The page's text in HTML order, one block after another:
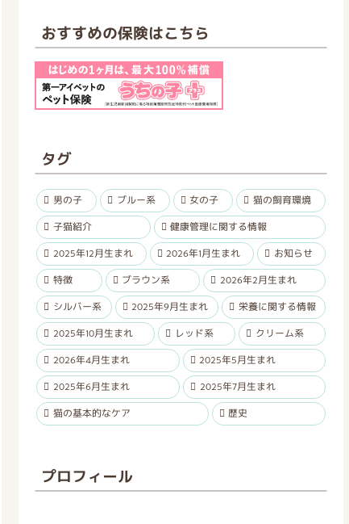
おすすめの保険はこちら
タグ
男の子 ブルー系 女の子 猫の飼育環境
子猫紹介 健康管理に関する情報
2025年12月生まれ 2026年1月生まれ お知らせ
特徴 ブラウン系 2026年2月生まれ
シルバー系 2025年9月生まれ 栄養に関する情報
2025年10月生まれ レッド系 クリーム系
2026年4月生まれ 2025年5月生まれ
2025年6月生まれ 2025年7月生まれ
猫の基本的なケア 歴史
プロフィール